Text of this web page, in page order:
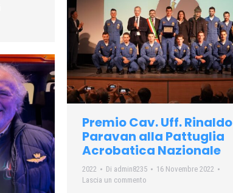
Premio Cav. Uff. Rinaldo
Paravan alla Pattuglia
Acrobatica Nazionale
2022 Di admin8235
16 Novembre 2022
Lascia un commento